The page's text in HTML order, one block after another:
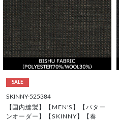
SALE
SKINNY-525384
【国内縫製】【MEN'S】【パター
ンオーダー】【SKINNY】【春